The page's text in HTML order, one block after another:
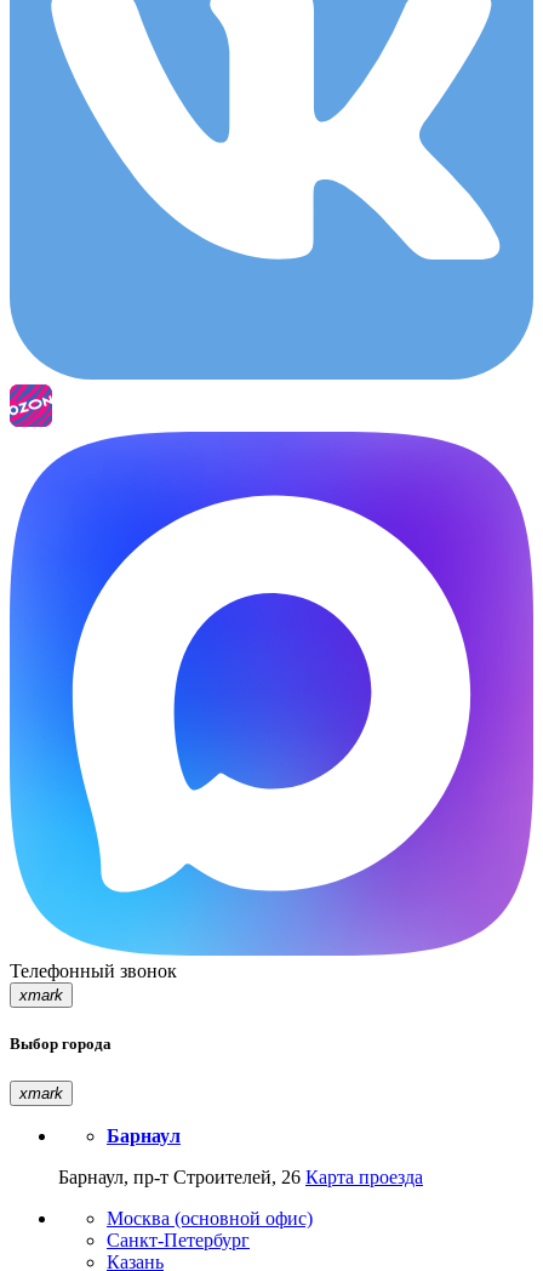
Телефонный звонок
xmark
Выбор города
xmark
Барнаул
Барнаул, пр-т Строителей, 26 Карта проезда
Москва (основной офис)
Санкт-Петербург
Казань